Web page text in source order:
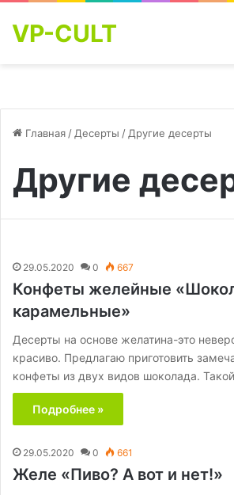
VP-CULT
Главная / Десерты / Другие десерты
Другие
29.05.2020 0 667
Конфеты желейные
карамельные»
Десерты на основе желатина-это
красиво. Предлагаю приготовить
конфеты из двух видов шоколада.
Подробнее »
29.05.2020 0 661
Желе «Пиво? А вот и нет!»